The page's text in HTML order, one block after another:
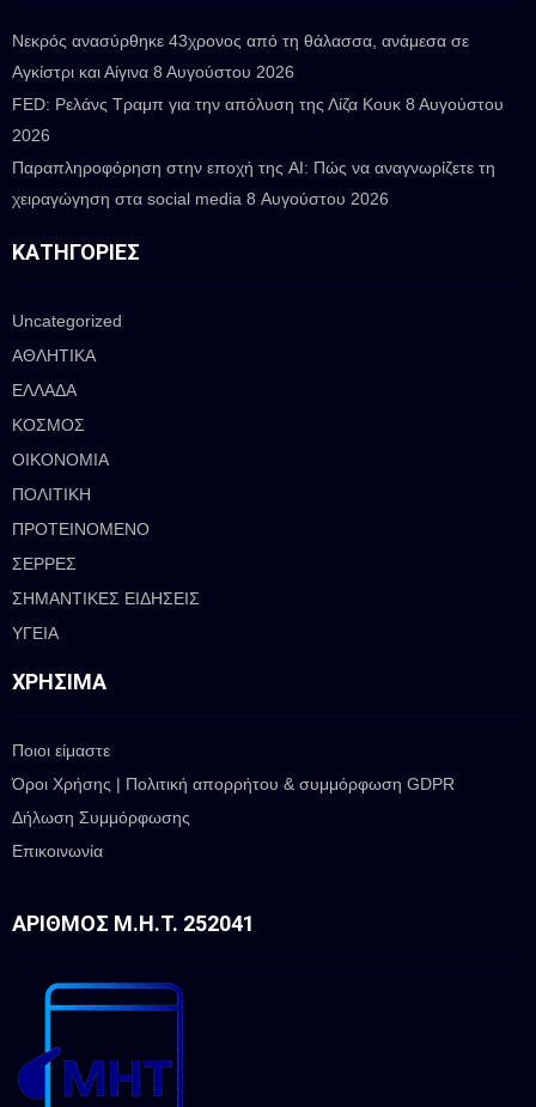
Νεκρός ανασύρθηκε 43χρονος από τη θάλασσα, ανάμεσα σε
Αγκίστρι και Αίγινα 8 Αυγούστου 2026
FED: Ρελάνς Τραμπ για την απόλυση της Λίζα Κουκ 8 Αυγούστου
2026
Παραπληροφόρηση στην εποχή της AI: Πώς να αναγνωρίζετε τη
χειραγώγηση στα social media 8 Αυγούστου 2026
ΚΑΤΗΓΟΡΊΕΣ
Uncategorized
ΑΘΛΗΤΙΚΑ
ΕΛΛΑΔΑ
ΚΟΣΜΟΣ
ΟΙΚΟΝΟΜΙΑ
ΠΟΛΙΤΙΚΗ
ΠΡΟΤΕΙΝΟΜΕΝΟ
ΣΕΡΡΕΣ
ΣΗΜΑΝΤΙΚΕΣ ΕΙΔΗΣΕΙΣ
ΥΓΕΙΑ
ΧΡΉΣΙΜΑ
Ποιοι είμαστε
Όροι Χρήσης | Πολιτική απορρήτου & συμμόρφωση GDPR
Δήλωση Συμμόρφωσης
Επικοινωνία
ΑΡΙΘΜΌΣ Μ.Η.Τ. 252041